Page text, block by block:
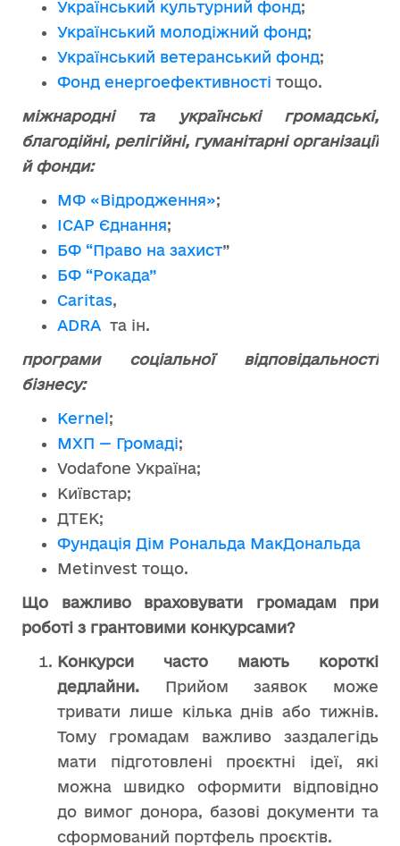
Український культурний фонд;
Український молодіжний фонд;
Український ветеранський фонд;
Фонд енергоефективності тощо.
міжнародні та українські громадські,
благодійні, релігійні, гуманітарні організації
й фонди:
МФ «Відродження»;
ІСАР Єднання;
БФ “Право на захист”
БФ “Рокада”
Caritas,
ADRA та ін.
програми соціальної відповідальності
бізнесу:
Kernel;
МХП — Громаді;
Vodafone Україна;
Київстар;
ДТЕК;
Фундація Дім Рональда МакДональда
Metinvest тощо.
Що важливо враховувати громадам при
роботі з грантовими конкурсами?
Конкурси часто мають короткі
дедлайни. Прийом заявок може
тривати лише кілька днів або тижнів.
Тому громадам важливо заздалегідь
мати підготовлені проєктні ідеї, які
можна швидко оформити відповідно
до вимог донора, базові документи та
сформований портфель проєктів.